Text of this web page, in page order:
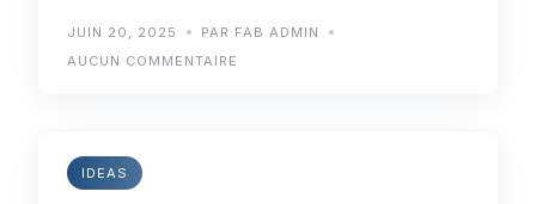
JUIN 20, 2025
PAR FAB ADMIN
AUCUN COMMENTAIRE
IDEAS